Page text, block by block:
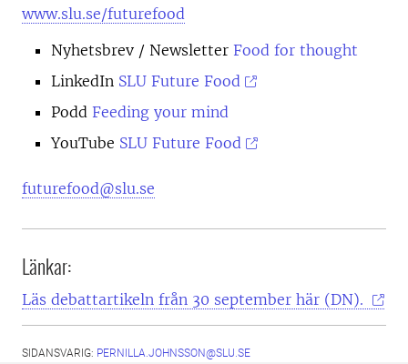
www.slu.se/futurefood
Nyhetsbrev / Newsletter Food for thought
LinkedIn SLU Future Food
Podd Feeding your mind
YouTube SLU Future Food
futurefood@slu.se
Länkar:
Läs debattartikeln från 30 september här (DN).
SIDANSVARIG: PERNILLA.JOHNSSON@SLU.SE